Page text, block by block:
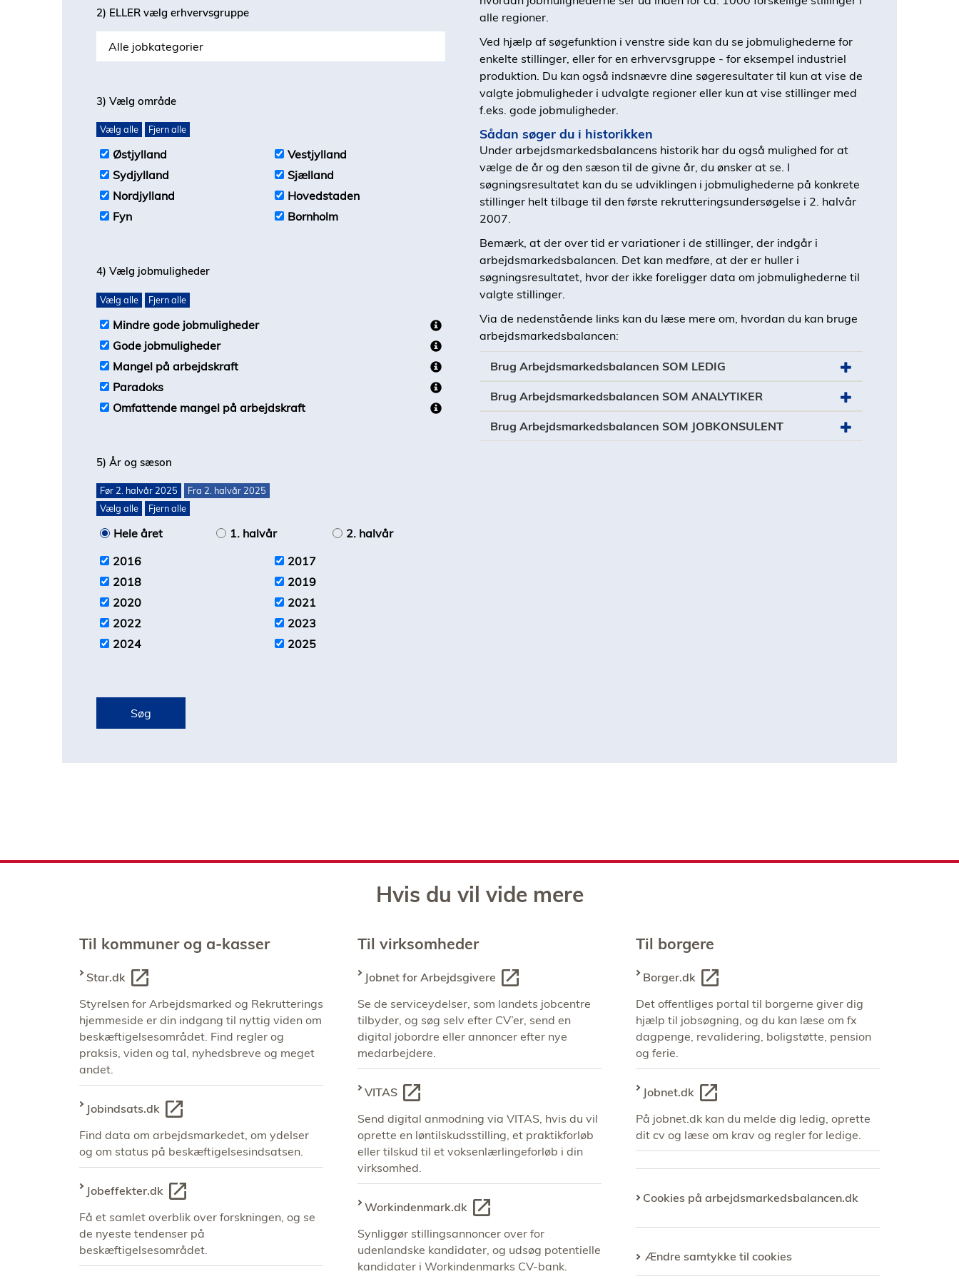
2) ELLER vælg erhvervsgruppe
Alle jobkategorier
3) Vælg område
Vælg alle Fjern alle
Østjylland
Vestjylland
Sydjylland
Sjælland
Nordjylland
Hovedstaden
Fyn
Bornholm
4) Vælg jobmuligheder
Vælg alle Fjern alle
Mindre gode jobmuligheder
Gode jobmuligheder
Mangel på arbejdskraft
Paradoks
Omfattende mangel på arbejdskraft
5) År og sæson
Før 2. halvår 2025
Fra 2. halvår 2025
Vælg alle
Fjern alle
Hele året 1. halvår
2. halvår
2016
2017
2018
2019
2020
2021
2022
2023
2024
2025
Søg
alle regioner.
Ved hjælp af søgefunktion i venstre side kan du se jobmulighederne for
enkelte stillinger, eller for en erhvervsgruppe - for eksempel industriel
produktion. Du kan også indsnævre dine søgeresultater til kun at vise de
valgte jobmuligheder i udvalgte regioner eller kun at vise stillinger med
f.eks. gode jobmuligheder.
Sådan søger du i historikken
Under arbejdsmarkedsbalancens historik har du også mulighed for at
vælge de år og den sæson til de givne år, du ønsker at se. I
søgningsresultatet kan du se udviklingen i jobmulighederne på konkrete
stillinger helt tilbage til den første rekrutteringsundersøgelse i 2. halvår
2007.
Bemærk, at der over tid er variationer i de stillinger, der indgår i
arbejdsmarkedsbalancen. Det kan medføre, at der er huller i
søgningsresultatet, hvor der ikke foreligger data om jobmulighederne til
valgte stillinger.
Via de nedenstående links kan du læse mere om, hvordan du kan bruge
arbejdsmarkedsbalancen:
Brug Arbejdsmarkedsbalancen SOM LEDIG
Brug Arbejdsmarkedsbalancen SOM ANALYTIKER
Brug Arbejdsmarkedsbalancen SOM JOBKONSULENT
Hvis du vil vide mere
Til kommuner og a-kasser
Star.dk
Styrelsen for Arbejdsmarked og Rekrutterings
hjemmeside er din indgang til nyttig viden om
beskæftigelsesområdet. Find regler og
praksis, viden og tal, nyhedsbreve og meget
andet.
Jobindsats.dk
Find data om arbejdsmarkedet, om ydelser
og om status på beskæftigelsesindsatsen.
Jobeffekter.dk
Få et samlet overblik over forskningen, og se
de nyeste tendenser på
beskæftigelsesområdet.
Til virksomheder
Jobnet for Arbejdsgivere
Se de serviceydelser, som landets jobcentre
tilbyder, og søg selv efter CV’er, send en
digital jobordre eller annoncer efter nye
medarbejdere.
VITAS
Send digital anmodning via VITAS, hvis du vil
oprette en løntilskudsstilling, et praktikforløb
eller tilskud til et voksenlærlingeforløb i din
virksomhed.
Workindenmark.dk
Synliggør stillingsannoncer over for
udenlandske kandidater, og udsøg potentielle
kandidater i Workindenmarks CV-bank.
Til borgere
Borger.dk
Det offentliges portal til borgerne giver dig
hjælp til jobsøgning, og du kan læse om fx
dagpenge, revalidering, boligstøtte, pension
og ferie.
Jobnet.dk
På jobnet.dk kan du melde dig ledig, oprette
dit cv og læse om krav og regler for ledige.
Cookies på arbejdsmarkedsbalancen.dk
Ændre samtykke til cookies